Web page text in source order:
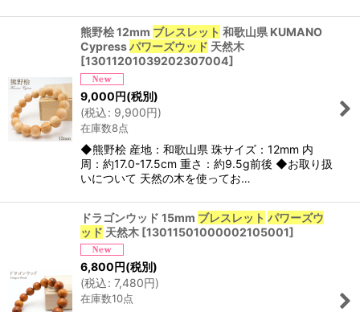
熊野桧 12mm ブレスレット 和歌山県 KUMANO
Cypressパワーズウッド 天然木
[13011201039202307004]
9,000円(税別)
(税込: 9,900円)
在庫数8点
◆熊野桧 産地：和歌山県 珠サイズ：12mm 内
周：約17.0-17.5cm 重さ：約9.5g前後 ◆お取り扱
いについて 天然の木を使ってお…
ドラゴンウッド 15mm ブレスレット パワーズウ
ッド 天然木 [13011501000002105001]
6,800円(税別)
(税込: 7,480円)
在庫数10点